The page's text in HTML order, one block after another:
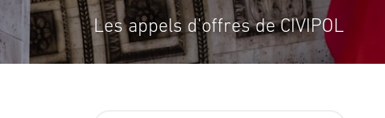
Les appels d'offres de CIVIPOL